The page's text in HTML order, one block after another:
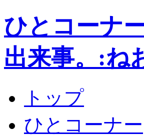
ひとコーナ
出来事。:ね
トップ
ひとコーナー